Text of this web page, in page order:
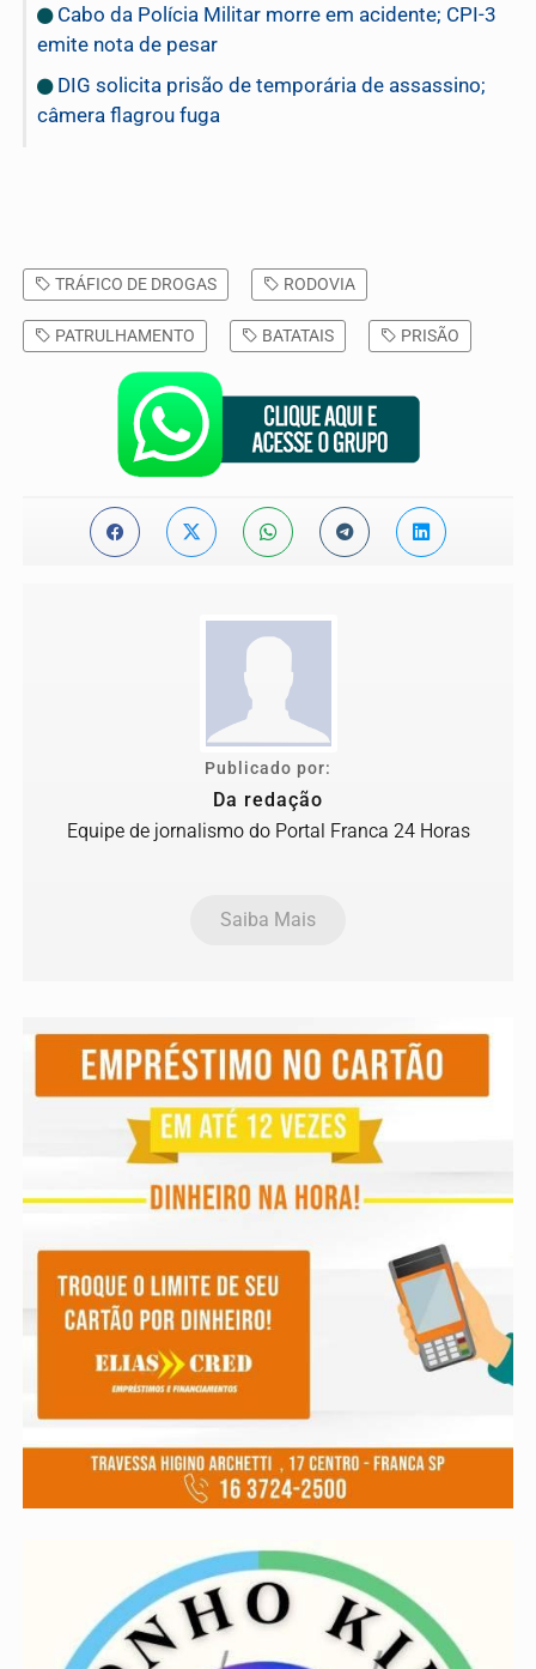
Cabo da Polícia Militar morre em acidente; CPI-3
emite nota de pesar
DIG solicita prisão de temporária de assassino;
câmera flagrou fuga
TRÁFICO DE DROGAS RODOVIA
PATRULHAMENTO BATATAIS PRISÃO
Publicado por:
Da redação
Equipe de jornalismo do Portal Franca 24 Horas
Saiba Mais